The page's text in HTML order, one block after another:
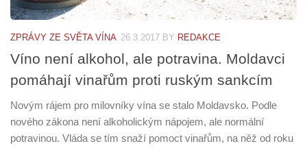
ZPRÁVY ZE SVĚTA VÍNA 26.3.2017 BY REDAKCE
Víno není alkohol, ale potravina. Moldavci
pomáhají vinařům proti ruským sankcím
Novým rájem pro milovníky vína se stalo Moldavsko. Podle
nového zákona není alkoholickým nápojem, ale normální
potravinou. Vláda se tím snaží pomoct vinařům, na něž od roku